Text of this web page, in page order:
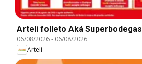
Arteli folleto Aká Superbodegas
06/08/2026- 06/08/2026
Arteli